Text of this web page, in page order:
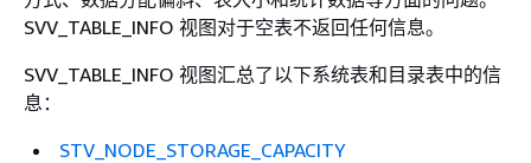
SVV_TABLE_INFO 视图对于空表不返回任何信息。
SVV_TABLE_INFO 视图汇总了以下系统表和目录表中的信
息：
STV_NODE_STORAGE_CAPACITY